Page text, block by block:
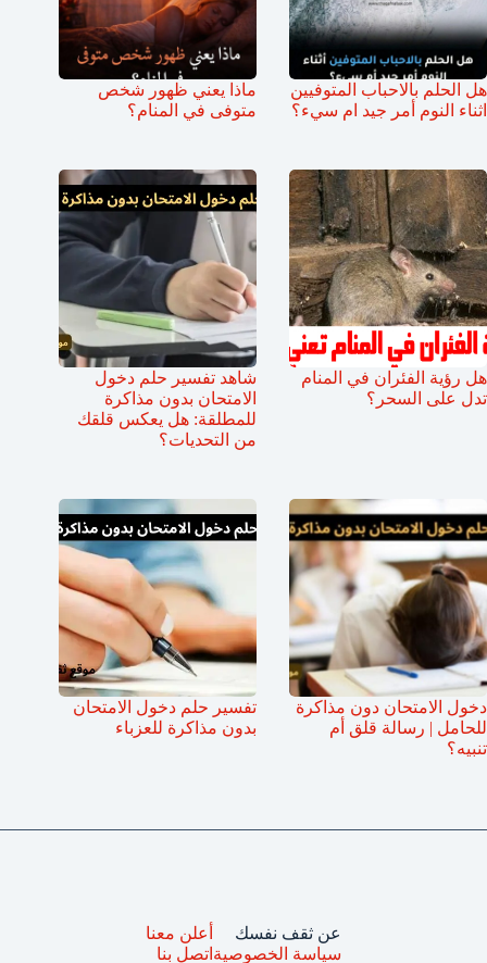
هل الحلم بالاحباب المتوفيين
اثناء النوم أمر جيد ام سيء؟
ماذا يعني ظهور شخص
متوفى في المنام؟
هل رؤية الفئران في المنام
تدل على السحر؟
شاهد تفسير حلم دخول
الامتحان بدون مذاكرة
للمطلقة: هل يعكس قلقك
من التحديات؟
دخول الامتحان دون مذاكرة
للحامل | رسالة قلق أم
تنبيه؟
تفسير حلم دخول الامتحان
بدون مذاكرة للعزباء
عن ثقف نفسك
سياسة الخصوصية
أعلن معنا
اتصل بنا